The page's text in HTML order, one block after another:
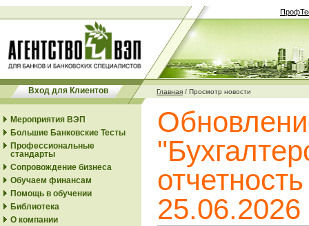
Вход для Клиентов Главная / Просмотр новости
Мероприятия ВЭП
Большие Банковские Тесты
Профессиональные
стандарты
Сопровождение бизнеса
Обучаем финансам
Помощь в обучении
Библиотека
О компании
25.06.2026